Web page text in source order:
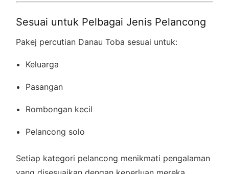
Sesuai untuk Pelbagai Jenis Pelancong
Pakej percutian Danau Toba sesuai untuk:
Keluarga
Pasangan
Rombongan kecil
Pelancong solo
Setiap kategori pelancong menikmati pengalaman